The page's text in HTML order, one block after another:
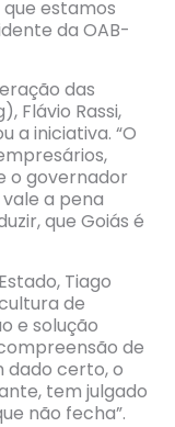
estamos
da OAB-
das
Flávio Rassi,
a iniciativa. “O
o governador
a pena
que Goiás é
Tiago
de
e solução
de
dado certo, o
tem julgado
não fecha”.